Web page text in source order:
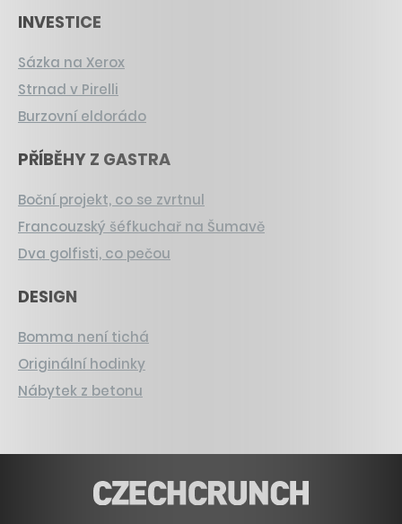
INVESTICE
Sázka na Xerox
Strnad v Pirelli
Burzovní eldorádo
PŘÍBĚHY Z GASTRA
Boční projekt, co se zvrtnul
Francouzský šéfkuchař na Šumavě
Dva golfisti, co pečou
DESIGN
Bomma není tichá
Originální hodinky
Nábytek z betonu